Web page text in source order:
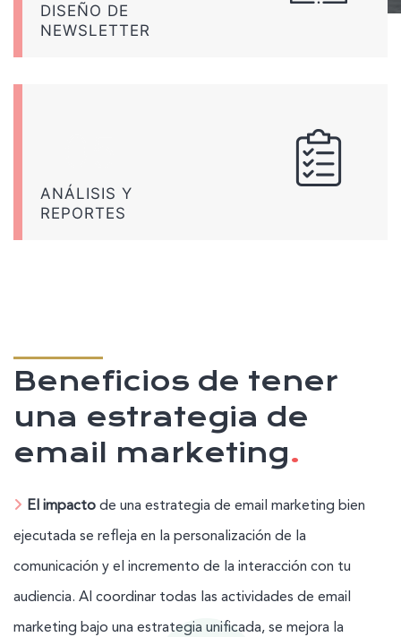
DISEÑO DE
NEWSLETTER
ANÁLISIS Y
REPORTES
Beneficios de tener
una estrategia de
email marketing.
El impacto de una estrategia de email marketing bien
ejecutada se refleja en la personalización de la
comunicación y el incremento de la interacción con tu
audiencia. Al coordinar todas las actividades de email
marketing bajo una estrategia unificada, se mejora la